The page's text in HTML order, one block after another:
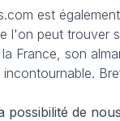
est
l'on peut trouver
France, son
possibilité de nous